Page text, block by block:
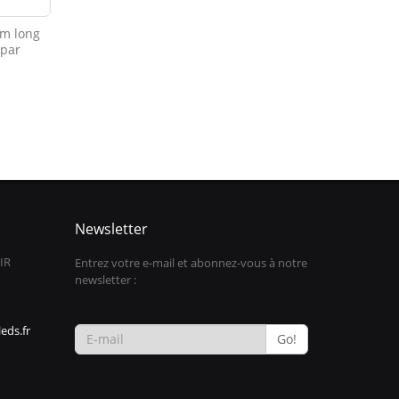
long
Newsletter
Entrez votre e-mail et abonnez-vous à notre
newsletter :
Go!